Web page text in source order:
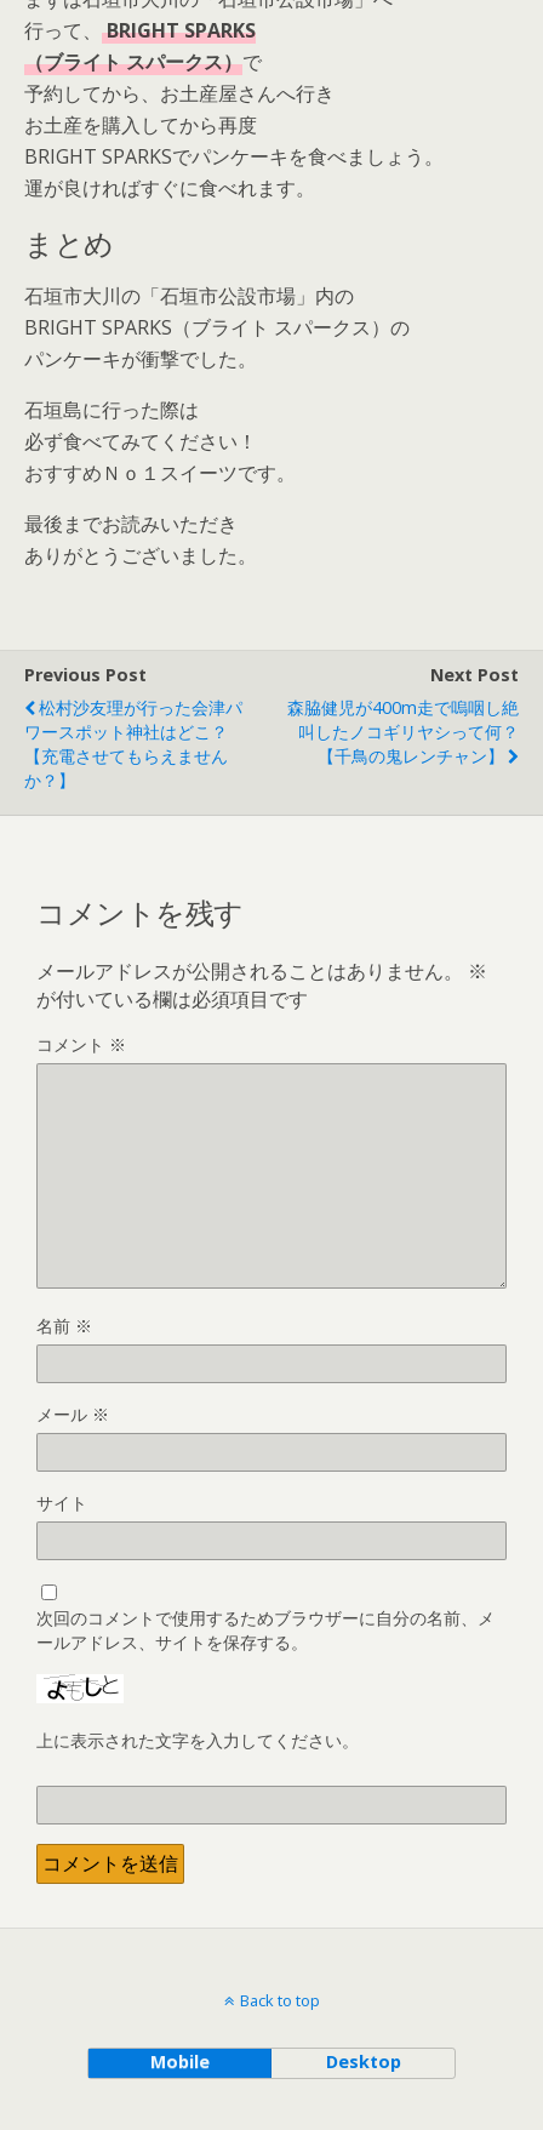
行って、
BRIGHT SPARKS
（ブライト スパークス）で
予約してから、お土産屋さんへ行き
お土産を購入してから再度
BRIGHT SPARKSでパンケーキを食べましょう。
運が良ければすぐに食べれます。
まとめ
石垣市大川の「石垣市公設市場」内の
BRIGHT SPARKS（ブライト スパークス）の
パンケーキが衝撃でした。
石垣島に行った際は
必ず食べてみてください！
おすすめＮｏ１スイーツです。
最後までお読みいただき
ありがとうございました。
Previous Post
松村沙友理が行った会津パ
ワースポット神社はどこ？
【充電させてもらえません
か？】
Next Post
森脇健児が400m走で嗚咽し絶
叫したノコギリヤシって何？
【千鳥の鬼レンチャン】
コメントを残す
メールアドレスが公開されることはありません。
※
が付いている欄は必須項目です
コメント ※
名前 ※
メール ※
サイト
次回のコメントで使用するためブラウザーに自分の名前、メ
ールアドレス、サイトを保存する。
上に表示された文字を入力してください。
Back to top
Mobile Desktop